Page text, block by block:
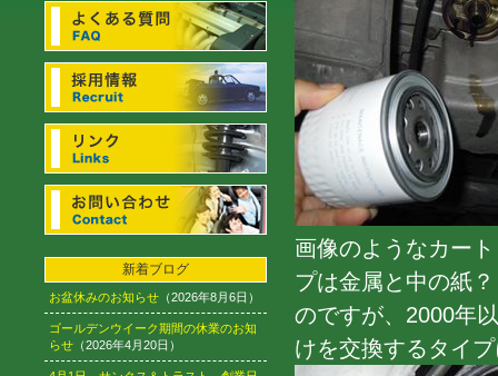
新着ブログ
お盆休みのお知らせ （2026年8月6日）
ゴールデンウイーク期間の休業のお知
らせ （2026年4月20日）
画像のようなカー
プは金属と中の紙
のですが、2000年
けを交換するタイ